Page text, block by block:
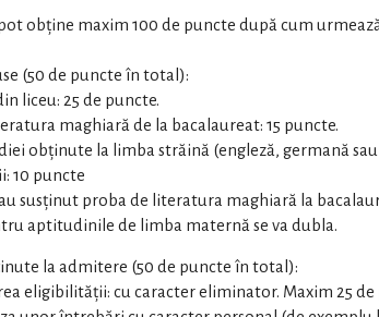
obţine maxim 100 de puncte după cum
(50 de puncte în total):
liceu: 25 de puncte.
maghiară de la bacalaureat: 15 puncte.
obţinute la limba străină (engleză, germană
10 puncte
susţinut proba de literatura maghiară la
aptitudinile de limba maternă se va dubla.
la admitere (50 de puncte în total):
eligibilităţii: cu caracter eliminator. Maxim 25